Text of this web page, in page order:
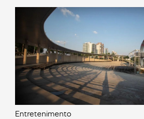
Entretenimento